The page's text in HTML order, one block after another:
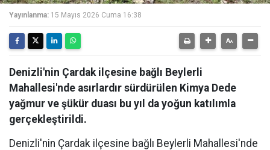
Yayınlanma: 15 Mayıs 2026 Cuma 16:38
Denizli'nin Çardak ilçesine bağlı Beylerli
Mahallesi'nde asırlardır sürdürülen Kimya Dede
yağmur ve şükür duası bu yıl da yoğun katılımla
gerçekleştirildi.
Denizli'nin Çardak ilçesine bağlı Beylerli Mahallesi'nde